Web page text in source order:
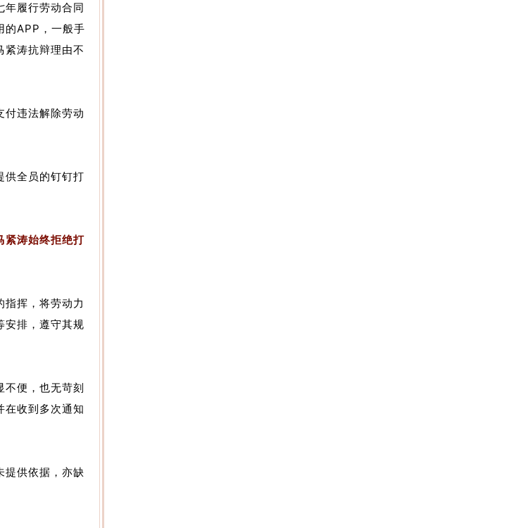
履行劳动合同
的APP，一般手
紧涛抗辩理由不
违法解除劳动
全员的钉钉打
紧涛始终拒绝打
挥，将劳动力
安排，遵守其规
便，也无苛刻
在收到多次通知
供依据，亦缺